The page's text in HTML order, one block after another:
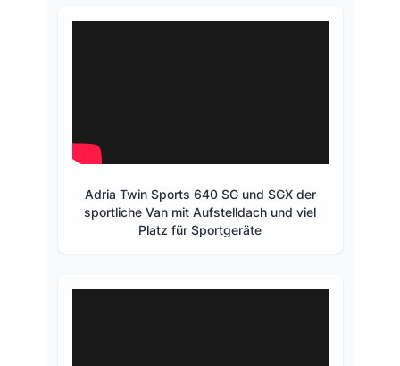
Adria Twin Sports 640 SG und SGX der
sportliche Van mit Aufstelldach und viel
Platz für Sportgeräte